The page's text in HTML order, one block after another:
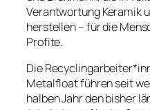
Verantwortung Keramik
herstellen – für die
Profite.
Die
Metalfloat führen seit
halben Jahr den bisher